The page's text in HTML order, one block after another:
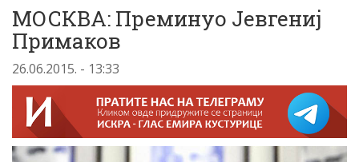
МОСКВА: Преминуо Јевгениј
Примаков
26.06.2015. - 13:33